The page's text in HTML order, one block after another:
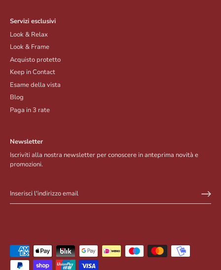
Servizi esclusivi
Look & Relax
Look & Frame
Acquisto protetto
Keep in Contact
Esame della vista
Blog
Paga in 3 rate
Newsletter
Iscriviti alla nostra newsletter per conoscere in anteprima novità e
promozioni.